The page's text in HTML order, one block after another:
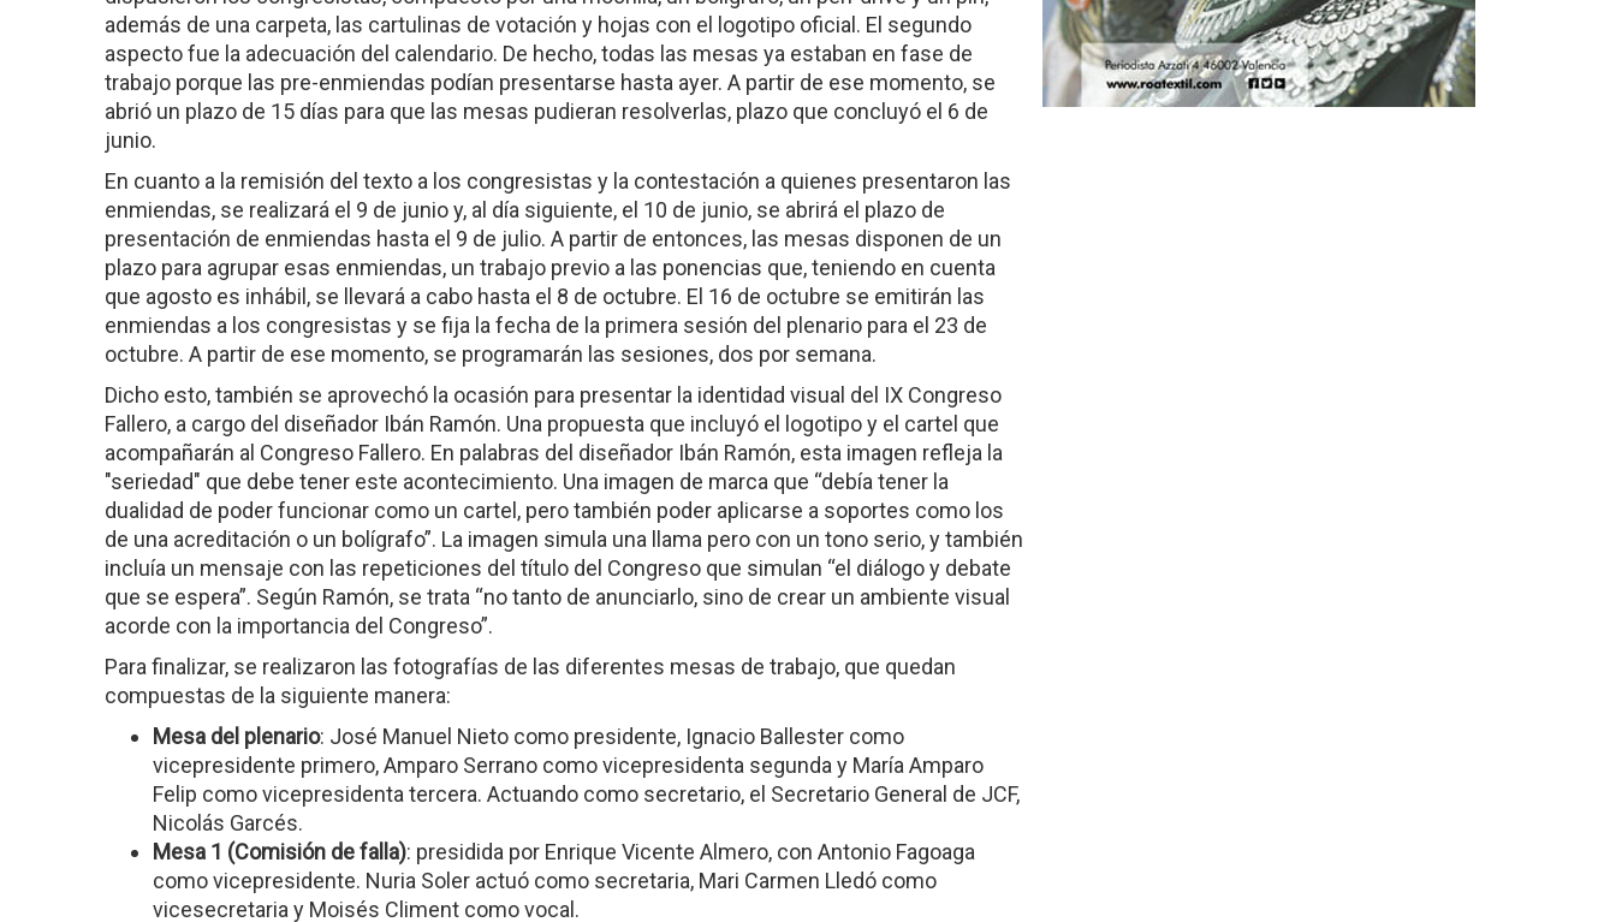
además de una carpeta, las cartulinas de votación y hojas con el logotipo oficial. El segundo
aspecto fue la adecuación del calendario. De hecho, todas las mesas ya estaban en fase de
trabajo porque las pre-enmiendas podían presentarse hasta ayer. A partir de ese momento, se
abrió un plazo de 15 días para que las mesas pudieran resolverlas, plazo que concluyó el 6 de
junio.
En cuanto a la remisión del texto a los congresistas y la contestación a quienes presentaron las
enmiendas, se realizará el 9 de junio y, al día siguiente, el 10 de junio, se abrirá el plazo de
presentación de enmiendas hasta el 9 de julio. A partir de entonces, las mesas disponen de un
plazo para agrupar esas enmiendas, un trabajo previo a las ponencias que, teniendo en cuenta
que agosto es inhábil, se llevará a cabo hasta el 8 de octubre. El 16 de octubre se emitirán las
enmiendas a los congresistas y se fija la fecha de la primera sesión del plenario para el 23 de
octubre. A partir de ese momento, se programarán las sesiones, dos por semana.
Dicho esto, también se aprovechó la ocasión para presentar la identidad visual del IX Congreso
Fallero, a cargo del diseñador Ibán Ramón. Una propuesta que incluyó el logotipo y el cartel que
acompañarán al Congreso Fallero. En palabras del diseñador Ibán Ramón, esta imagen refleja la
"seriedad" que debe tener este acontecimiento. Una imagen de marca que “debía tener la
dualidad de poder funcionar como un cartel, pero también poder aplicarse a soportes como los
de una acreditación o un bolígrafo”. La imagen simula una llama pero con un tono serio, y también
incluía un mensaje con las repeticiones del título del Congreso que simulan “el diálogo y debate
que se espera”. Según Ramón, se trata “no tanto de anunciarlo, sino de crear un ambiente visual
acorde con la importancia del Congreso”.
Para finalizar, se realizaron las fotografías de las diferentes mesas de trabajo, que quedan
compuestas de la siguiente manera:
Mesa del plenario: José Manuel Nieto como presidente, Ignacio Ballester como
vicepresidente primero, Amparo Serrano como vicepresidenta segunda y María Amparo
Felip como vicepresidenta tercera. Actuando como secretario, el Secretario General de JCF,
Nicolás Garcés.
Mesa 1 (Comisión de falla): presidida por Enrique Vicente Almero, con Antonio Fagoaga
como vicepresidente. Nuria Soler actuó como secretaria, Mari Carmen Lledó como
vicesecretaria y Moisés Climent como vocal.